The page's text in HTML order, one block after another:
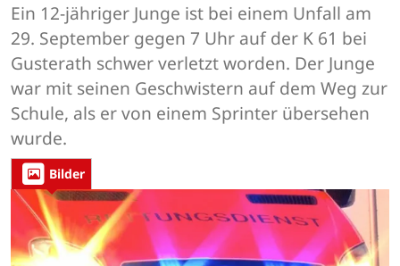
Ein 12-jähriger Junge ist bei einem Unfall am
29. September gegen 7 Uhr auf der K 61 bei
Gusterath schwer verletzt worden. Der Junge
war mit seinen Geschwistern auf dem Weg zur
Schule, als er von einem Sprinter übersehen
wurde.
Bilder